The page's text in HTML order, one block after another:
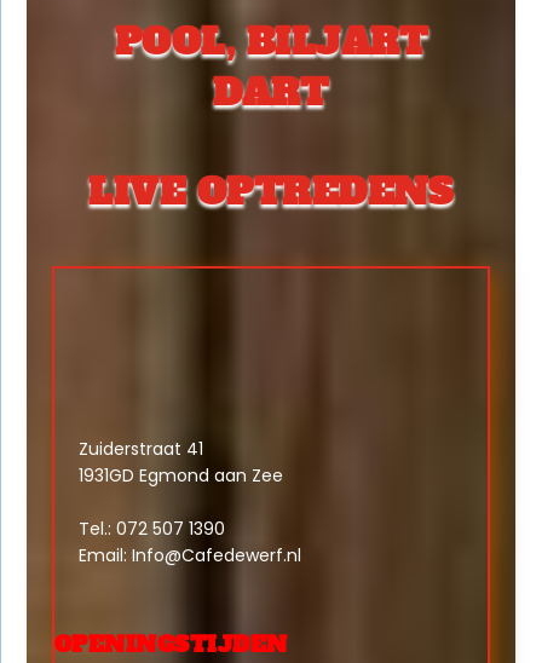
POOL, BILJART
DART
LIVE OPTREDENS
Zuiderstraat 41
1931GD Egmond aan Zee
Tel.: 072 507 1390
Email: Info@Cafedewerf.nl
OPENINGSTIJDEN